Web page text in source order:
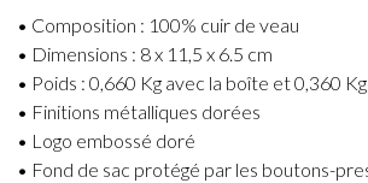
• Composition : 100% cuir de veau
• Dimensions : 8 x 11,5 x 6.5 cm
• Poids : 0,660 Kg avec la boîte et 0,360 Kg
• Finitions métalliques dorées
• Logo embossé doré
• Fond de sac protégé par les boutons-